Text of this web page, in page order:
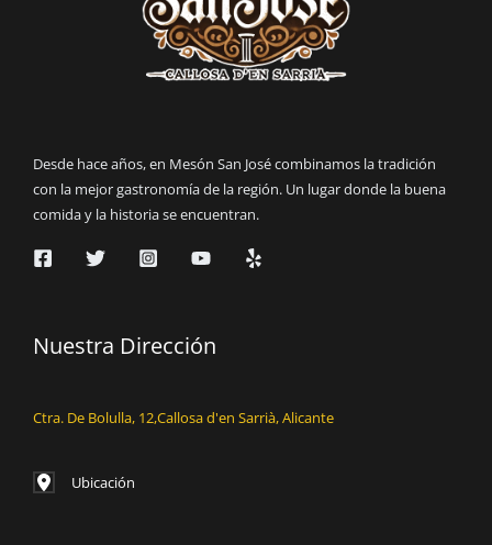
Desde hace años, en Mesón San José combinamos la tradición
con la mejor gastronomía de la región. Un lugar donde la buena
comida y la historia se encuentran.
Nuestra Dirección
Ctra. De Bolulla, 12,Callosa d'en Sarrià, Alicante
Ubicación